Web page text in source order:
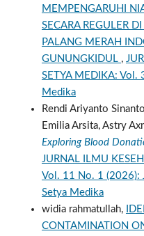
MEMPENGARUHI
SECARA REGULER
PALANG MERAH
GUNUNGKIDUL ,
SETYA MEDIKA: Vol.
Medika
Rendi Ariyanto
Emilia Arsita, Astry
Exploring Blood
JURNAL ILMU
Vol. 11 No. 1 (2026):
Setya Medika
widia rahmatullah,
CONTAMINATION